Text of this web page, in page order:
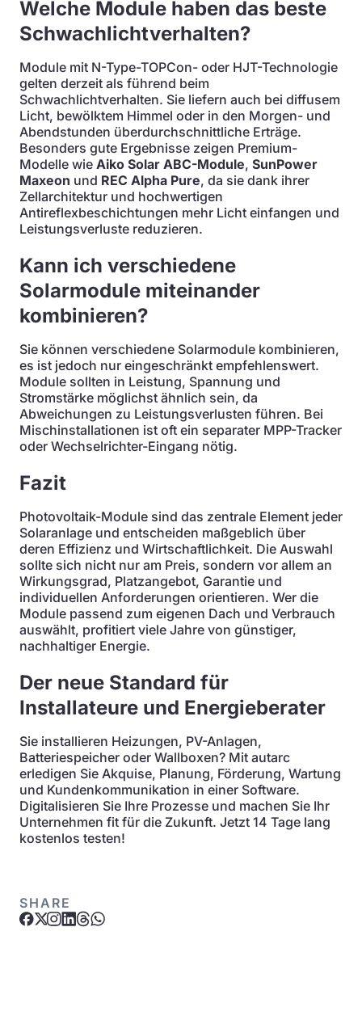
Welche Module haben das beste
Schwachlichtverhalten?
Module mit N-Type-TOPCon- oder HJT-Technologie
gelten derzeit als führend beim
Schwachlichtverhalten. Sie liefern auch bei diffusem
Licht, bewölktem Himmel oder in den Morgen- und
Abendstunden überdurchschnittliche Erträge.
Besonders gute Ergebnisse zeigen Premium-
Modelle wie Aiko Solar ABC-Module, SunPower
Maxeon und REC Alpha Pure, da sie dank ihrer
Zellarchitektur und hochwertigen
Antireflexbeschichtungen mehr Licht einfangen und
Leistungsverluste reduzieren.
Kann ich verschiedene
Solarmodule miteinander
kombinieren?
Sie können verschiedene Solarmodule kombinieren,
es ist jedoch nur eingeschränkt empfehlenswert.
Module sollten in Leistung, Spannung und
Stromstärke möglichst ähnlich sein, da
Abweichungen zu Leistungsverlusten führen. Bei
Mischinstallationen ist oft ein separater MPP-Tracker
oder Wechselrichter-Eingang nötig.
Fazit
Photovoltaik-Module sind das zentrale Element jeder
Solaranlage und entscheiden maßgeblich über
deren Effizienz und Wirtschaftlichkeit. Die Auswahl
sollte sich nicht nur am Preis, sondern vor allem an
Wirkungsgrad, Platzangebot, Garantie und
individuellen Anforderungen orientieren. Wer die
Module passend zum eigenen Dach und Verbrauch
auswählt, profitiert viele Jahre von günstiger,
nachhaltiger Energie.
Der neue Standard für
Installateure und Energieberater
Sie installieren Heizungen, PV-Anlagen,
Batteriespeicher oder Wallboxen? Mit autarc
erledigen Sie Akquise, Planung, Förderung, Wartung
und Kundenkommunikation in einer Software.
Digitalisieren Sie Ihre Prozesse und machen Sie Ihr
Unternehmen fit für die Zukunft. Jetzt 14 Tage lang
kostenlos testen!
SHARE